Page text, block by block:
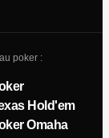
poker :
Hold'em
Omaha